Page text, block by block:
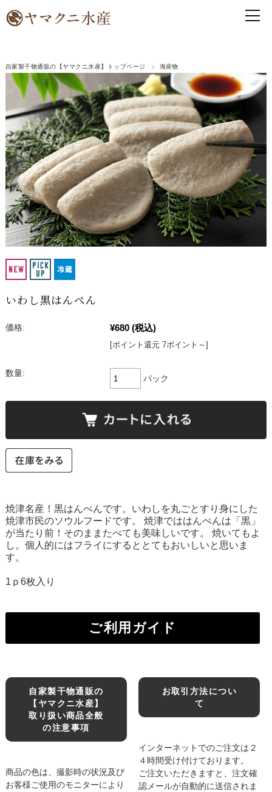
自家製干物通販の【ヤマクニ水産】トップページ 海産物
いわし黒はんぺん
価格: ¥680 (税込)
[ポイント還元 7ポイント～]
数量:
パック
焼津名産！黒はんぺんです。いわしを丸ごとすり身にした
焼津市民のソウルフードです。 焼津でははんぺんは「黒」
が当たり前！そのままたべても美味しいです。 焼いてもよ
し。個人的にはフライにするととてもおいしいと思いま
す。
1ｐ6枚入り
ご利用ガイド
自家製干物通販の
【ヤマクニ水産】
取り扱い商品全般
の注意事項
商品の色は、撮影時の状況及び
お客様ご使用のモニターにより
お取引方法につい
て
インターネットでのご注文は２
４時間受け付けております。
ご注文いただきますと、注文確
認メールが自動的に送信されま